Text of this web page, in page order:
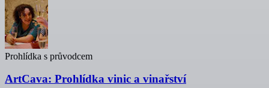
Prohlídka s průvodcem
ArtCava: Prohlídka vinic a vinařství